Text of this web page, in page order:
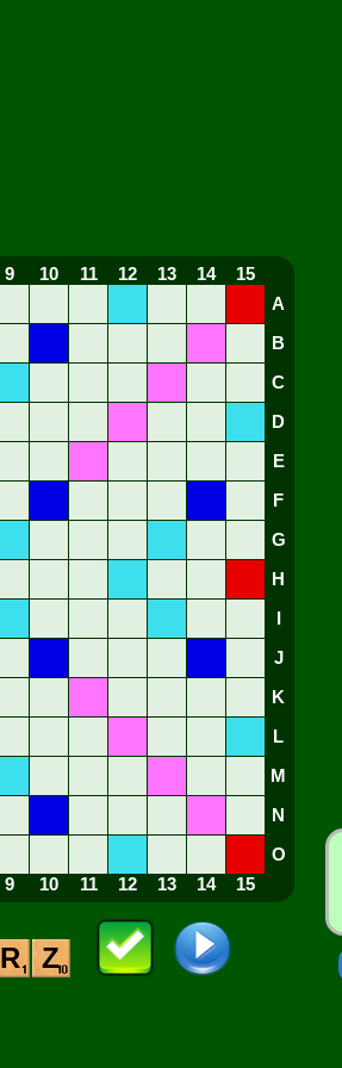
9 10 11 12 13 14
15
A
B
C
D
E
F
G
H
J
K
L
M
N
O
9 10 11 12 13 14 15
R Z